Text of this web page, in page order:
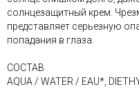
солнцезащитный крем.
представляет серьезную
попадания в глаза.
СОСТАВ
AQUA / WATER / EAU*,